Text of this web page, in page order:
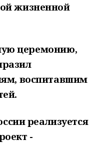
жизненной
церемонию,
воспитавшим
реализуется
-